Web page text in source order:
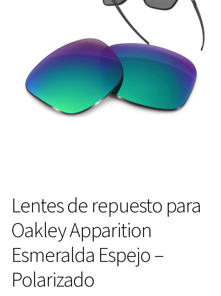
Lentes de repuesto para
Oakley Apparition
Esmeralda Espejo –
Polarizado